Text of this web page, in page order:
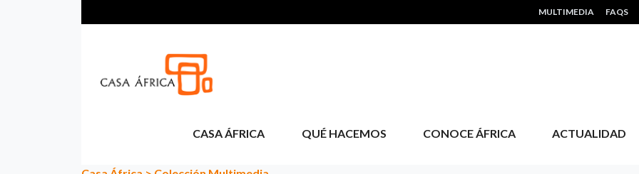
HEADER MENU
MULTIMEDIA FAQS
CASA ÁFRICA QUÉ HACEMOS CONOCE ÁFRICA ACTUALIDAD